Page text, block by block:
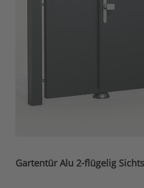
Gartentür Alu 2-flügelig